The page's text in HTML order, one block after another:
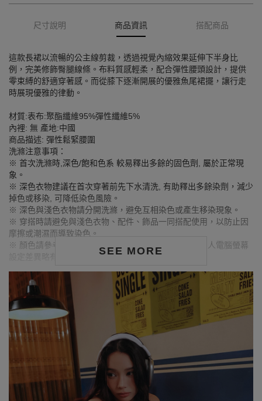
尺寸說明 商品資訊 搭配商品
SEE MORE
這款長裙以流暢的公主線剪裁，透過視覺內縮效果延伸下半身比
例，完美修飾臀腿線條。布料質感輕柔，配合彈性腰頭設計，提供
零束縛的舒適穿著感。而從膝下逐漸開展的優雅魚尾裙擺，讓行走
時展現優雅的律動。
材質:表布:聚酯纖維95%彈性纖維5%
內裡: 無 產地:中國
商品描述: 彈性鬆緊腰圍
洗滌注意事項：
※ 首次洗滌時,深色/飽和色系 較易釋出多餘的固色劑, 屬於正常現
象。
※ 深色衣物建議在首次穿著前先下水清洗, 有助釋出多餘染劑，減少
掉色或移染, 可降低染色風險。
※ 深色與淺色衣物請分開洗滌，避免互相染色或產生移染現象。
※ 穿搭時請避免與淺色衣物、配件、飾品一同搭配使用，以防止因
摩擦或潮濕而導致染色。
※ 顏色請參考單品圖片較為接近，但因圖檔顏色會因個人電腦螢幕
設定差異略有不同，請以實際商品顏色為準。
MODEL資訊
身高157cm／胸圍Bust：82cm
腰圍Waist：60cm／臀圍hips：62cm
試穿報告：模特兒穿著S號